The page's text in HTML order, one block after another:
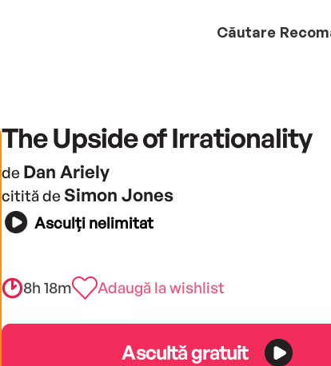
Căutare
The Upside of Irrationality
de Dan Ariely
citită de Simon Jones
Asculți nelimitat
8h 18m Adaugă la wishlist
Ascultă gratuit